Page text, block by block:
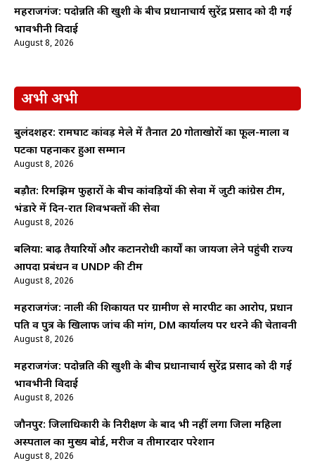
महराजगंज: पदोन्नति की खुशी के बीच प्रधानाचार्य सुरेंद्र प्रसाद को दी गई
भावभीनी विदाई
August 8, 2026
अभी अभी
बुलंदशहर: रामघाट कांवड़ मेले में तैनात 20 गोताखोरों का फूल-माला व
पटका पहनाकर हुआ सम्मान
August 8, 2026
बड़ौत: रिमझिम फुहारों के बीच कांवड़ियों की सेवा में जुटी कांग्रेस टीम,
भंडारे में दिन-रात शिवभक्तों की सेवा
August 8, 2026
बलिया: बाढ़ तैयारियों और कटानरोधी कार्यों का जायजा लेने पहुंची राज्य
आपदा प्रबंधन व UNDP की टीम
August 8, 2026
महराजगंज: नाली की शिकायत पर ग्रामीण से मारपीट का आरोप, प्रधान
पति व पुत्र के खिलाफ जांच की मांग, DM कार्यालय पर धरने की चेतावनी
August 8, 2026
महराजगंज: पदोन्नति की खुशी के बीच प्रधानाचार्य सुरेंद्र प्रसाद को दी गई
भावभीनी विदाई
August 8, 2026
जौनपुर: जिलाधिकारी के निरीक्षण के बाद भी नहीं लगा जिला महिला
अस्पताल का मुख्य बोर्ड, मरीज व तीमारदार परेशान
August 8, 2026